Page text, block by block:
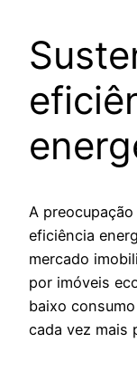
A
eficiência
mercado
por imóveis
baixo
cada vez mais